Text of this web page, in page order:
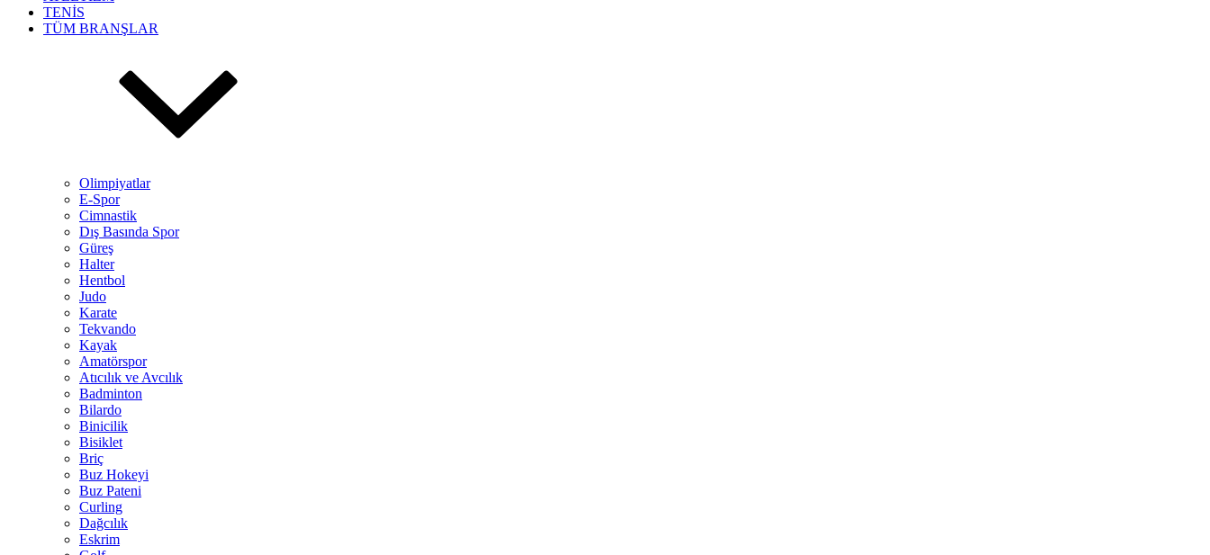
TENİS
TÜM BRANŞLAR
Olimpiyatlar
E-Spor
Cimnastik
Dış Basında Spor
Güreş
Halter
Hentbol
Judo
Karate
Tekvando
Kayak
Amatörspor
Atıcılık ve Avcılık
Badminton
Bilardo
Binicilik
Bisiklet
Briç
Buz Hokeyi
Buz Pateni
Curling
Dağcılık
Eskrim